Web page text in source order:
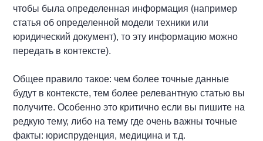
чтобы была определенная информация (например
статья об определенной модели техники или
юридический документ), то эту информацию можно
передать в контексте).
Общее правило такое: чем более точные данные
будут в контексте, тем более релевантную статью вы
получите. Особенно это критично если вы пишите на
редкую тему, либо на тему где очень важны точные
факты: юриспруденция, медицина и т.д.